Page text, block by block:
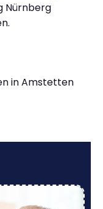
Nürnberg
in Amstetten